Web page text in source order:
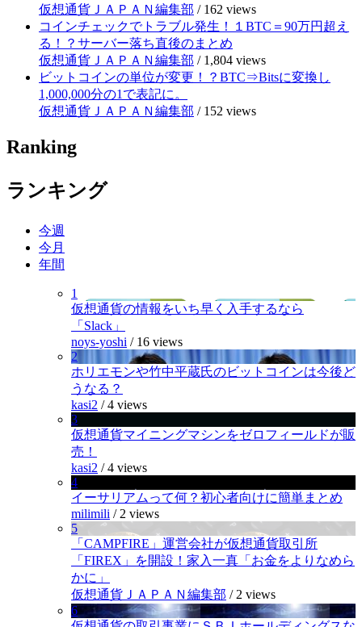
仮想通貨ＪＡＰＡＮ編集部 / 162 views
コインチェックでトラブル発生！１BTC＝90万円超え
る！？サーバー落ち直後のまとめ
仮想通貨ＪＡＰＡＮ編集部 / 1,804 views
ビットコインの単位が変更！？BTC⇒Bitsに変換し
1,000,000分の1で表記に。
仮想通貨ＪＡＰＡＮ編集部 / 152 views
Ranking
ランキング
今週
今月
年間
1
仮想通貨の情報をいち早く入手するなら
「Slack」
noys-yoshi / 16 views
2
ホリエモンや竹中平蔵氏のビットコインは今後ど
うなる？
kasi2 /4 views
3
仮想通貨マイニングマシンをゼロフィールドが販
売！
kasi2 /4 views
4
イーサリアムって何？初心者向けに簡単まとめ
milimili / 2 views
5
「CAMPFIRE」運営会社が仮想通貨取引所
「FIREX」を開設！家入一真「お金をよりなめら
かに」
仮想通貨ＪＡＰＡＮ編集部 / 2 views
6